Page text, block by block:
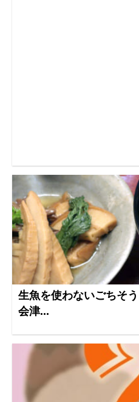
生魚を使わないごちそ
会津...